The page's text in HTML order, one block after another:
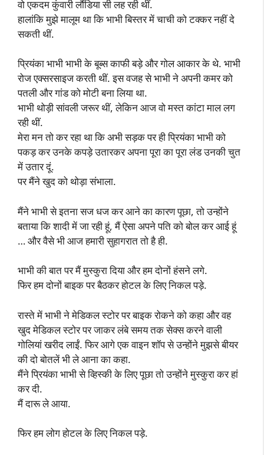
वो एकदम कुंवारी लौंडिया सी लह रही थीं.
हालांकि मुझे मालूम था कि भाभी बिस्तर में चाची को टक्कर नहीं दे
सकती थीं.
प्रियंका भाभी भाभी के बूब्स काफी बड़े और गोल आकार के थे. भाभी
रोज एक्सरसाइज करती थीं. इस वजह से भाभी ने अपनी कमर को
पतली और गांड को मोटी बना लिया था.
भाभी थोड़ी सांवली जरूर थीं, लेकिन आज वो मस्त कांटा माल लग
रही थीं.
मेरा मन तो कर रहा था कि अभी सड़क पर ही प्रियंका भाभी को
पकड़ कर उनके कपड़े उतारकर अपना पूरा का पूरा लंड उनकी चुत
में उतार दूं.
पर मैंने खुद को थोड़ा संभाला.
मैंने भाभी से इतना सज धज कर आने का कारण पूछा, तो उन्होंने
बताया कि शादी में जा रही हूं, मैं ऐसा अपने पति को बोल कर आई हूं
… और वैसे भी आज हमारी सुहागरात तो है ही.
भाभी की बात पर मैं मुस्कुरा दिया और हम दोनों हंसने लगे.
फिर हम दोनों बाइक पर बैठकर होटल के लिए निकल पड़े.
रास्ते में भाभी ने मेडिकल स्टोर पर बाइक रोकने को कहा और वह
खुद मेडिकल स्टोर पर जाकर लंबे समय तक सेक्स करने वाली
गोलियां खरीद लाईं. फिर आगे एक वाइन शॉप से उन्होंने मुझसे बीयर
की दो बोतलें भी ले आना का कहा.
मैंने प्रियंका भाभी से व्हिस्की के लिए पूछा तो उन्होंने मुस्कुरा कर हां
कर दी.
मैं दारू ले आया.
फिर हम लोग होटल के लिए निकल पड़े.